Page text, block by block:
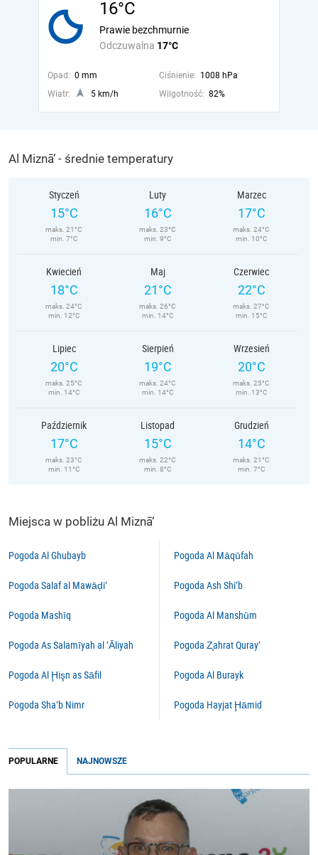
16°C
Odczuwalna 17°C
Prawie bezchmurnie
Opad: 0 mm Ciśnienie: 1008 hPa
Wiatr:
5 km/h Wilgotność: 82%
Al Miznā‘ - średnie temperatury
Styczeń
15°C
maks. 21°C
min. 7°C
Luty
16°C
maks. 23°C
min. 9°C
Marzec
17°C
maks. 24°C
min. 10°C
Kwiecień
18°C
maks. 24°C
min. 12°C
Maj
21°C
maks. 26°C
min. 14°C
Czerwiec
22°C
maks. 27°C
min. 15°C
Lipiec
20°C
maks. 25°C
min. 14°C
Sierpień
19°C
maks. 24°C
min. 14°C
Wrzesień
20°C
maks. 25°C
min. 13°C
Październik
17°C
maks. 23°C
min. 11°C
Listopad
15°C
maks. 22°C
min. 8°C
Grudzień
14°C
maks. 21°C
min. 7°C
Miejsca w pobliżu Al Miznā‘
Pogoda Al Ghubayb
Pogoda Salaf al Mawāḑi‘
Pogoda Mashīq
Pogoda As Salamīyah al ‘Āliyah
Pogoda Al Ḩişn as Sāfil
Pogoda Sha‘b Nimr
Pogoda Al Māqūfah
Pogoda Ash Shi‘b
Pogoda Al Manshūm
Pogoda Z̧ahrat Quray‘
Pogoda Al Burayk
Pogoda Hayjat Ḩāmid
POPULARNE NAJNOWSZE